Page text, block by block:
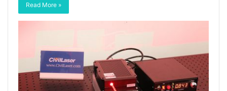
Read More »